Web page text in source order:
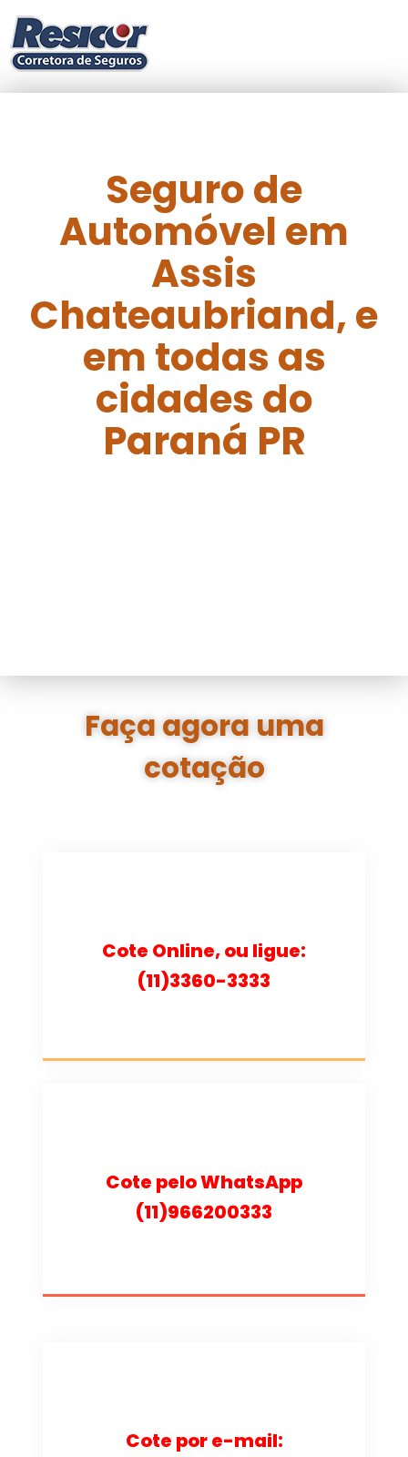
Seguro de
Automóvel em
Assis
Chateaubriand, e
em todas as
cidades do
Paraná PR
Faça agora uma
cotação
Cote Online, ou ligue:
(11)3360-3333
Cote pelo WhatsApp
(11)966200333
Cote por e-mail: